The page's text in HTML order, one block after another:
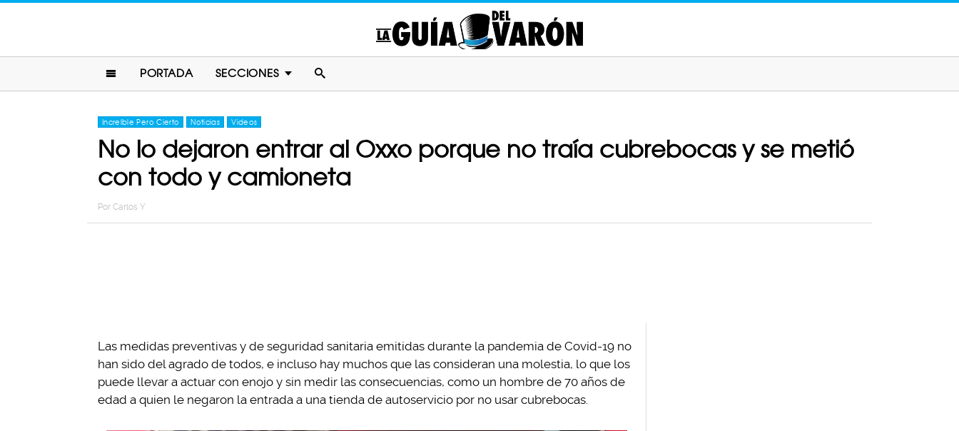
PORTADA SECCIONES
Increíble Pero Cierto Noticias Videos
No lo dejaron entrar al Oxxo porque no traía cubrebocas y se metió
con todo y camioneta
Por Carlos Y
Las medidas preventivas y de seguridad sanitaria emitidas durante la pandemia de Covid-19 no
han sido del agrado de todos, e incluso hay muchos que las consideran una molestia, lo que los
puede llevar a actuar con enojo y sin medir las consecuencias, como un hombre de 70 años de
edad a quien le negaron la entrada a una tienda de autoservicio por no usar cubrebocas.